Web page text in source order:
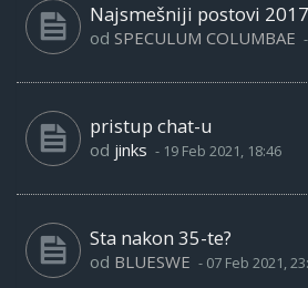
Najsmešniji postovi
od SPECULUM COLUMBAE -
pristup chat-u
od jinks - 19 Feb 2021, 18:46
Sta nakon 35-te?
od BLUESWE - 07 Feb 2021,